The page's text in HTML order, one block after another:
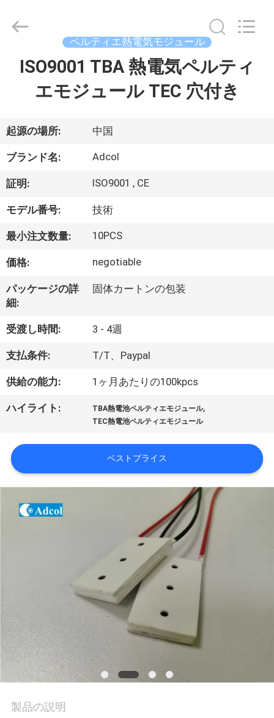
ロ
ダ
ク
ト
デ
オ
達
に
つ
て
理
Rights
Reserved.
ペルティエ熱電気モジュール
ISO9001 TBA 熱電気ペルティ
エモジュール TEC 穴付き
起源の場所: 中国
ブランド名: Adcol
証明: ISO9001 , CE
モデル番号: 技術
最小注文数量: 10PCS
価格: negotiable
パッケージの詳
細:
固体カートンの包装
受渡し時間: 3 - 4週
支払条件: T/T、Paypal
供給の能力: 1ヶ月あたりの100kpcs
ハイライト: TBA熱電池ペルティエモジュール,
TEC熱電池ペルティエモジュール
ベストプライス
製品の説明